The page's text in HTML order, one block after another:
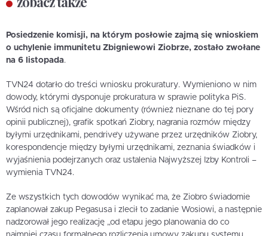
Posiedzenie komisji, na którym posłowie zajmą się wnioskiem
o uchylenie immunitetu Zbigniewowi Ziobrze, zostało zwołane
na 6 listopada.
TVN24 dotarło do treści wniosku prokuratury. Wymieniono w nim
dowody, którymi dysponuje prokuratura w sprawie polityka PiS.
Wśród nich są oficjalne dokumenty (również nieznane do tej pory
opinii publicznej), grafik spotkań Ziobry, nagrania rozmów między
byłymi urzędnikami, pendrive’y używane przez urzędników Ziobry,
korespondencje między byłymi urzędnikami, zeznania świadków i
wyjaśnienia podejrzanych oraz ustalenia Najwyższej Izby Kontroli –
wymienia TVN24.
Ze wszystkich tych dowodów wynikać ma, że Ziobro świadomie
zaplanował zakup Pegasusa i zlecił to zadanie Wosiowi, a następnie
nadzorował jego realizację „od etapu jego planowania do co